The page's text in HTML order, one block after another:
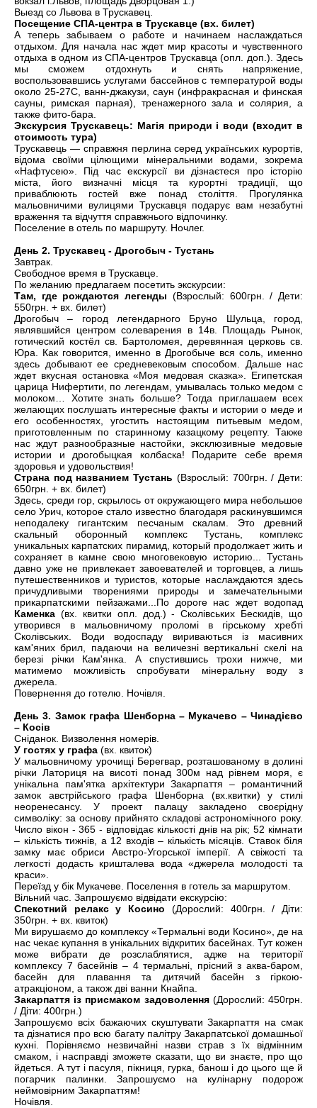
Выезд со Львова в Трускавец.
Посещение СПА-центра в Трускавце (вх. билет)
А теперь забываем о работе и начинаем наслаждаться
отдыхом. Для начала нас ждет мир красоты и чувственного
отдыха в одном из СПА-центров Трускавца (опл. доп.). Здесь
мы сможем отдохнуть и снять напряжение,
воспользовавшись услугами бассейнов с температурой воды
около 25-27С, ванн-джакузи, саун (инфракрасная и финская
сауны, римская парная), тренажерного зала и солярия, а
также фито-бара.
Экскурсия Трускавець: Магія природи і води (входит в
стоимость тура)
Трускавець — справжня перлина серед українських курортів,
відома своїми цілющими мінеральними водами, зокрема
«Нафтусею». Під час екскурсії ви дізнаєтеся про історію
міста, його визначні місця та курортні традиції, що
приваблюють гостей вже понад століття. Прогулянка
мальовничими вулицями Трускавця подарує вам незабутні
враження та відчуття справжнього відпочинку.
Поселение в отель по маршруту. Ночлег.
День 2. Трускавец - Дрогобыч - Тустань
Завтрак.
Свободное время в Трускавце.
По желанию предлагаем посетить экскурсии:
Там, где рождаются легенды (Взрослый: 600грн. / Дети:
550грн. + вх. билет)
Дрогобыч – город легендарного Бруно Шульца, город,
являвшийся центром солеварения в 14в. Площадь Рынок,
готический костёл св. Бартоломея, деревянная церковь св.
Юра. Как говорится, именно в Дрогобыче вся соль, именно
здесь добывают ее средневековым способом. Дальше нас
ждет вкусная остановка «Моя медовая сказка». Египетская
царица Нифертити, по легендам, умывалась только медом с
молоком… Хотите знать больше? Тогда приглашаем всех
желающих послушать интересные факты и истории о меде и
его особенностях, угостить настоящим питьевым медом,
приготовленным по старинному казацкому рецепту. Также
нас ждут разнообразные настойки, эксклюзивные медовые
истории и дрогобыцкая колбаска! Подарите себе время
здоровья и удовольствия!
Страна под названием Тустань (Взрослый: 700грн. / Дети:
650грн. + вх. билет)
Здесь, среди гор, скрылось от окружающего мира небольшое
село Урич, которое стало известно благодаря раскинувшимся
неподалеку гигантским песчаным скалам. Это древний
скальный оборонный комплекс Тустань, комплекс
уникальных карпатских пирамид, который продолжает жить и
сохраняет в камне свою многовековую историю... Тустань
давно уже не привлекает завоевателей и торговцев, а лишь
путешественников и туристов, которые наслаждаются здесь
причудливыми творениями природы и замечательными
прикарпатскими пейзажами...По дороге нас ждет водопад
Каменка (вх. квитки опл. дод.) - Сколівських Бескидів, що
утворився в мальовничому проломі в гірському хребті
Сколівських. Води водоспаду вириваються із масивних
кам'яних брил, падаючи на величезні вертикальні скелі на
березі річки Кам'янка. А спустившись трохи нижче, ми
матимемо можливість спробувати мінеральну воду з
джерела.
Повернення до готелю. Ночівля.
День 3. Замок графа Шенборна – Мукачево – Чинадієво
– Косів
Сніданок. Визволення номерів.
У гостях у графа (вх. квиток)
У мальовничому урочищі Берегвар, розташованому в долині
річки Латориця на висоті понад 300м над рівнем моря, є
унікальна пам'ятка архітектури Закарпаття – романтичний
замок австрійського графа Шенборна (вх.квитки) у стилі
неоренесансу. У проект палацу закладено своєрідну
символіку: за основу прийнято складові астрономічного року.
Число вікон - 365 - відповідає кількості днів на рік; 52 кімнати
– кількість тижнів, а 12 входів – кількість місяців. Ставок біля
замку має обриси Австро-Угорської імперії. А свіжості та
легкості додасть кришталева вода «джерела молодості та
краси».
Переїзд у бік Мукачеве. Поселення в готель за маршрутом.
Вільний час. Запрошуємо відвідати екскурсію:
Спекотний релакс у Косино (Дорослий: 400грн. / Діти:
350грн. + вх. квиток)
Ми вирушаємо до комплексу «Термальні води Косино», де на
нас чекає купання в унікальних відкритих басейнах. Тут кожен
може вибрати де розслаблятися, адже на території
комплексу 7 басейнів – 4 термальні, прісний з аква-баром,
басейн для плавання та дитячий басейн з гіркою-
атракціоном, а також дві ванни Кнайпа.
Закарпаття із присмаком задоволення(Дорослий: 450грн.
/ Діти: 400грн.)
Запрошуємо всіх бажаючих скуштувати Закарпаття на смак
та дізнатися про всю багату палітру Закарпатської домашньої
кухні. Порівняємо незвичайні назви страв з їх відмінним
смаком, і насправді зможете сказати, що ви знаєте, про що
йдеться. А тут і пасуля, пікниця, гурка, банош і до цього ще й
погарчик палинки. Запрошуємо на кулінарну подорож
неймовірним Закарпаттям!
Ночівля.